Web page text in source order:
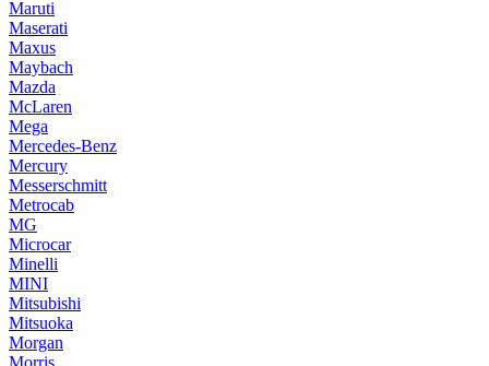
Maruti
Maserati
Maxus
Maybach
Mazda
McLaren
Mega
Mercedes-Benz
Mercury
Messerschmitt
Metrocab
MG
Microcar
Minelli
MINI
Mitsubishi
Mitsuoka
Morgan
Morris